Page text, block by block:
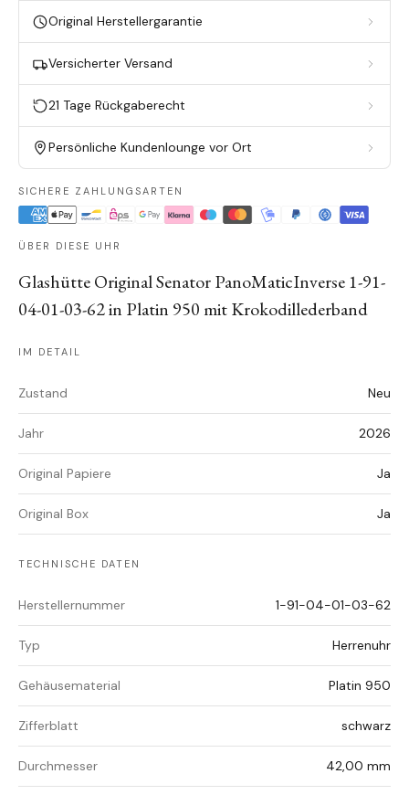
Original Herstellergarantie
Versicherter Versand
21 Tage Rückgaberecht
Persönliche Kundenlounge vor Ort
SICHERE ZAHLUNGSARTEN
ÜBER DIESE UHR
Glashütte Original Senator PanoMaticInverse 1-91-
04-01-03-62 in Platin 950 mit Krokodillederband
IM DETAIL
Zustand Neu
Jahr 2026
Original Papiere Ja
Original Box Ja
TECHNISCHE DATEN
Herstellernummer 1-91-04-01-03-62
Typ Herrenuhr
Gehäusematerial Platin 950
Zifferblatt schwarz
Durchmesser 42,00 mm